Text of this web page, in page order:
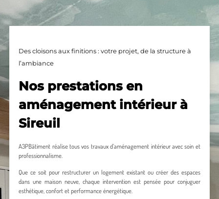
Des cloisons aux finitions : votre projet, de la structure à
l’ambiance
Nos prestations en
aménagement intérieur à
Sireuil
A3PBâtiment réalise tous vos travaux d’aménagement intérieur avec soin et
professionnalisme.
Que ce soit pour restructurer un logement existant ou créer des espaces
dans une maison neuve, chaque intervention est pensée pour conjuguer
esthétique, confort et performance énergétique.